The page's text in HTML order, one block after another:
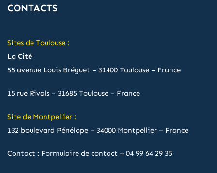
CONTACTS
Sites de Toulouse :
La Cité
55 avenue Louis Bréguet – 31400 Toulouse – France
15 rue Rivals – 31685 Toulouse – France
Site de Montpellier :
132 boulevard Pénélope – 34000 Montpellier – France
Contact : Formulaire de contact – 04 99 64 29 35